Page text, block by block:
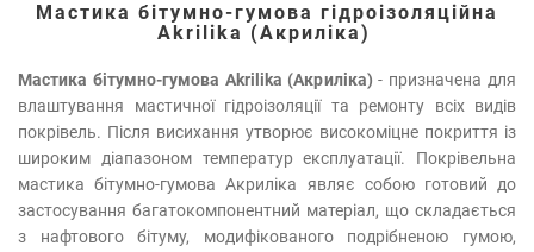
Мастика бітумно-гумова гідроізоляційна
Akrilika (Акриліка)
Мастика бітумно-гумова Akrilika (Акриліка)- призначена для
влаштування мастичної гідроізоляції та ремонту всіх видів
покрівель. Після висихання утворює високоміцне покриття із
широким діапазоном температур експлуатації. Покрівельна
мастика бітумно-гумова Акриліка являє собою готовий до
застосування багатокомпонентний матеріал, що складається
з нафтового бітуму, модифікованого подрібненою гумою,